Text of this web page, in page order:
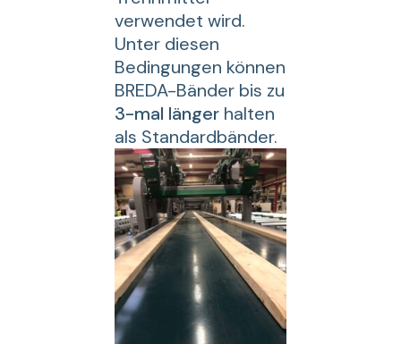
verwendet wird.
Unter diesen
Bedingungen können
BREDA-Bänder bis zu
3-mal länger halten
als Standardbänder.